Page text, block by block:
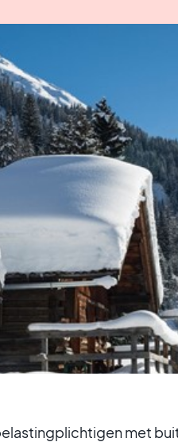
met